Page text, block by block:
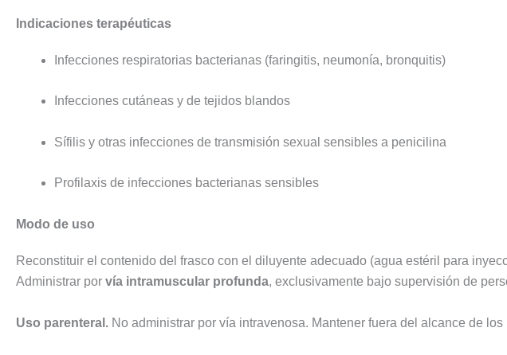
Indicaciones terapéuticas
Infecciones respiratorias bacterianas (faringitis, neumonía, bronquitis)
Infecciones cutáneas y de tejidos blandos
Sífilis y otras infecciones de transmisión sexual sensibles a penicilina
Profilaxis de infecciones bacterianas sensibles
Modo de uso
Reconstituir el contenido del frasco con el diluyente adecuado (agua estéril para
Administrar por vía intramuscular profunda, exclusivamente bajo supervisión de
Uso parenteral. No administrar por vía intravenosa. Mantener fuera del alcance de los